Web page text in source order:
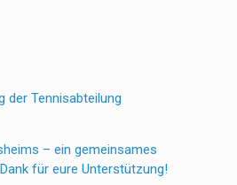
der Tennisabteilung
– ein gemeinsames
für eure Unterstützung!